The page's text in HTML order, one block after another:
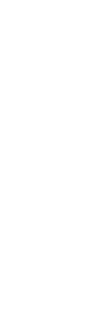
という
」という
！
こと
にしていきま